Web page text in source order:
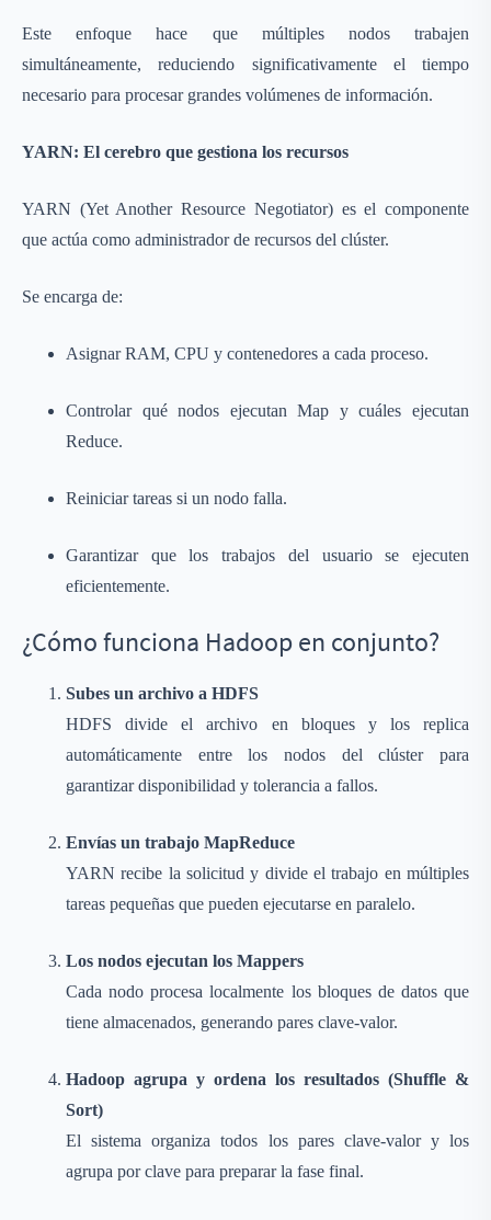
Este enfoque hace que múltiples nodos trabajen
simultáneamente, reduciendo significativamente el tiempo
necesario para procesar grandes volúmenes de información.
YARN: El cerebro que gestiona los recursos
YARN (Yet Another Resource Negotiator) es el componente
que actúa como administrador de recursos del clúster.
Se encarga de:
Asignar RAM, CPU y contenedores a cada proceso.
Controlar qué nodos ejecutan Map y cuáles ejecutan
Reduce.
Reiniciar tareas si un nodo falla.
Garantizar que los trabajos del usuario se ejecuten
eficientemente.
¿Cómo funciona Hadoop en conjunto?
Subes un archivo a HDFS
HDFS divide el archivo en bloques y los replica
automáticamente entre los nodos del clúster para
garantizar disponibilidad y tolerancia a fallos.
Envías un trabajo MapReduce
YARN recibe la solicitud y divide el trabajo en múltiples
tareas pequeñas que pueden ejecutarse en paralelo.
Los nodos ejecutan los Mappers
Cada nodo procesa localmente los bloques de datos que
tiene almacenados, generando pares clave-valor.
Hadoop agrupa y ordena los resultados (Shuffle &
Sort)
El sistema organiza todos los pares clave-valor y los
agrupa por clave para preparar la fase final.